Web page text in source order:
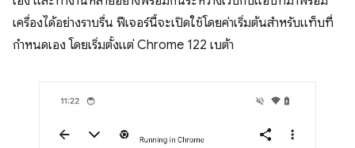
เครื่องได้อย่างราบรื่น ฟีเจอร์นี้จะเปิดใช้โดยค่าเริ่มต้นสำหรับแท็บที่
กำหนดเอง โดยเริ่มตั้งแต่ Chrome 122 เบต้า